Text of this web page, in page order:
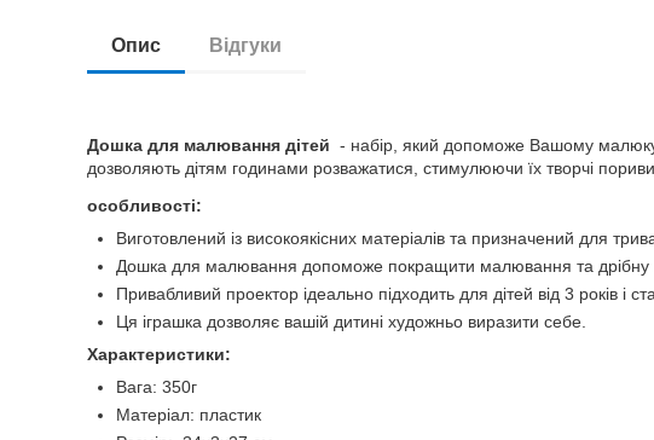
Опис Відгуки
Дошка для малювання дітей - набір, який допоможе Вашому малюку
дозволяють дітям годинами розважатися, стимулюючи їх творчі пориви.
особливості:
Виготовлений із високоякісних матеріалів та призначений для
Дошка для малювання допоможе покращити малювання та дрібну
Привабливий проектор ідеально підходить для дітей від 3 років і
Ця іграшка дозволяє вашій дитині художньо виразити себе.
Характеристики:
Вага: 350г
Матеріал: пластик